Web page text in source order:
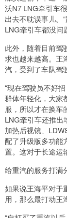
沃N7 LNG牵引车
出去不耽误事儿。
LNG牵引车都没问
此外，随着目前驾
求也越来越高。王
汽，受到了车队驾
“现在驾驶员不好
群体年轻化，大家
服，所以才在换车
LNG牵引车还推出
加热后视镜、
配了升级版多功能
置。这对于长途运
给重汽的服务打满
如果说王海平对于
用，那么最打动王